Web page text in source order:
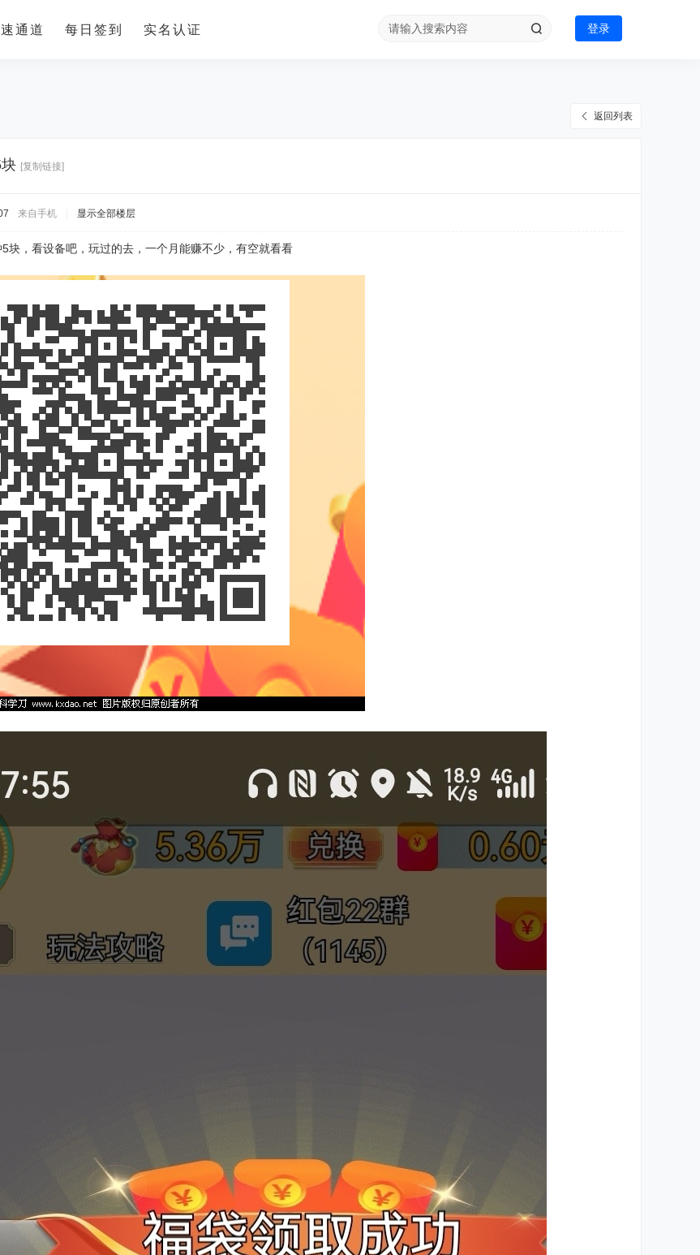
通道 每日签到 实名认证 登录
返回列表
[复制链接]
来自手机 显示全部楼层
块，看设备吧，玩过的去，一个月能赚不少，有空就看看